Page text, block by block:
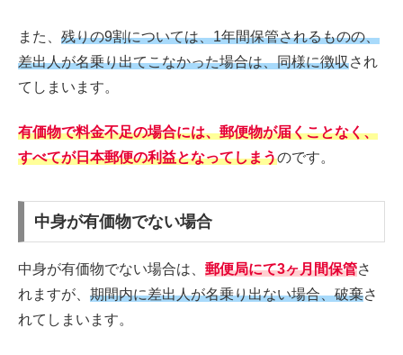
また、 残りの9割については、1年間保管されるものの、
差出人が名乗り出てこなかった場合は、同様に徴収され
てしまいます。
有価物で料金不足の場合には、郵便物が届くことなく、
すべてが日本郵便の利益となってしまうのです。
中身が有価物でない場合
中身が有価物でない場合は、 郵便局にて3ヶ月間保管さ
れますが、 期間内に差出人が名乗り出ない場合、破棄さ
れてしまいます。